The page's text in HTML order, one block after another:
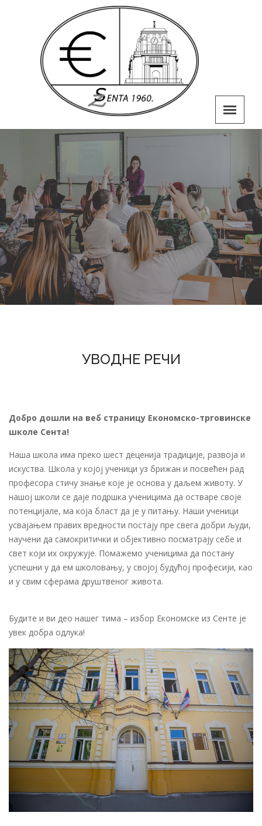
УВОДНЕ РЕЧИ
Добро дошли на веб страницу Економско-трговинске
школе Сента!
Наша школа има преко шест деценија традиције, развоја и
искуства. Школа у којој ученици уз брижан и посвећен рад
професора стичу знање које је основа у даљем животу. У
нашој школи се даје подршка ученицима да остваре своје
потенцијале, ма која бласт да је у питању. Наши ученици
усвајањем правих вредности постају пре свега добри људи,
научени да самокритички и објективно посматрају себе и
свет који их окружује. Помажемо ученицима да постану
успешни у да ем школовању, у својој будућој професији, као
и у свим сферама друштвеног живота.
Будите и ви део нашег тима – избор Економске из Сенте је
увек добра одлука!